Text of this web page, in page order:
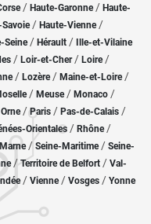
/ Haute-Garonne/ Haute-
Savoie/ Haute-Vienne/
Seine/ Hérault / Ille-et-Vilaine
/ Loir-et-Cher/ Loire/
/ Lozère / Maine-et-Loire/
/ Meuse/ Monaco /
Orne/Paris / Pas-de-Calais /
Orientales / Rhône/
/ Seine-Maritime/ Seine-
/Territoire de Belfort / Val-
/ Vienne/ Vosges / Yonne